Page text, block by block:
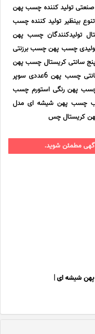
صنعتی تولید کننده چسب پهن
بینظیر تولید کننده چسب
تولیدکنندگان چسب پهن
چسب پهن چسب برزنتی
متر چسب پنج سانتی کریستال چسب پهن
خرید با بهترین قیمت چسب پهن 30 سانتی چسب پهن 6عددی سوپر
پهن رنگی استورم چسب
چسب پهن شیشه ای مدل
کریستال چس
مطمئن شوید.
پهن شیشه ای|